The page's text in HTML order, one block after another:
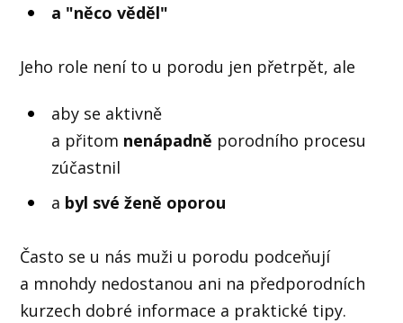
a "něco věděl"
Jeho role není to u porodu jen přetrpět, ale
aby se aktivně
a přitom nenápadně porodního procesu
zúčastnil
a byl své ženě oporou
Často se u nás muži u porodu podceňují
a mnohdy nedostanou ani na předporodních
kurzech dobré informace a praktické tipy.